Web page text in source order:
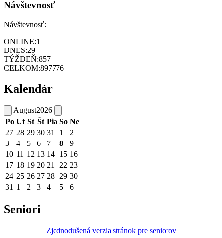
Návštevnosť
Návštevnosť:
ONLINE:1
DNES:29
TÝŽDEŇ:857
CELKOM:897776
Kalendár
August2026
Po Ut St Št Pia So Ne
27 28 29 30 31 1
2
3
4 5 6 7 8
9
10 11 12 13 14 15 16
17 18 19 20 21 22 23
24 25 26 27 28 29 30
31 1 2 3 4 5 6
Seniori
Zjednodušená verzia stránok pre seniorov